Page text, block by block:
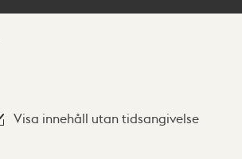
Visa innehåll utan tidsangivelse